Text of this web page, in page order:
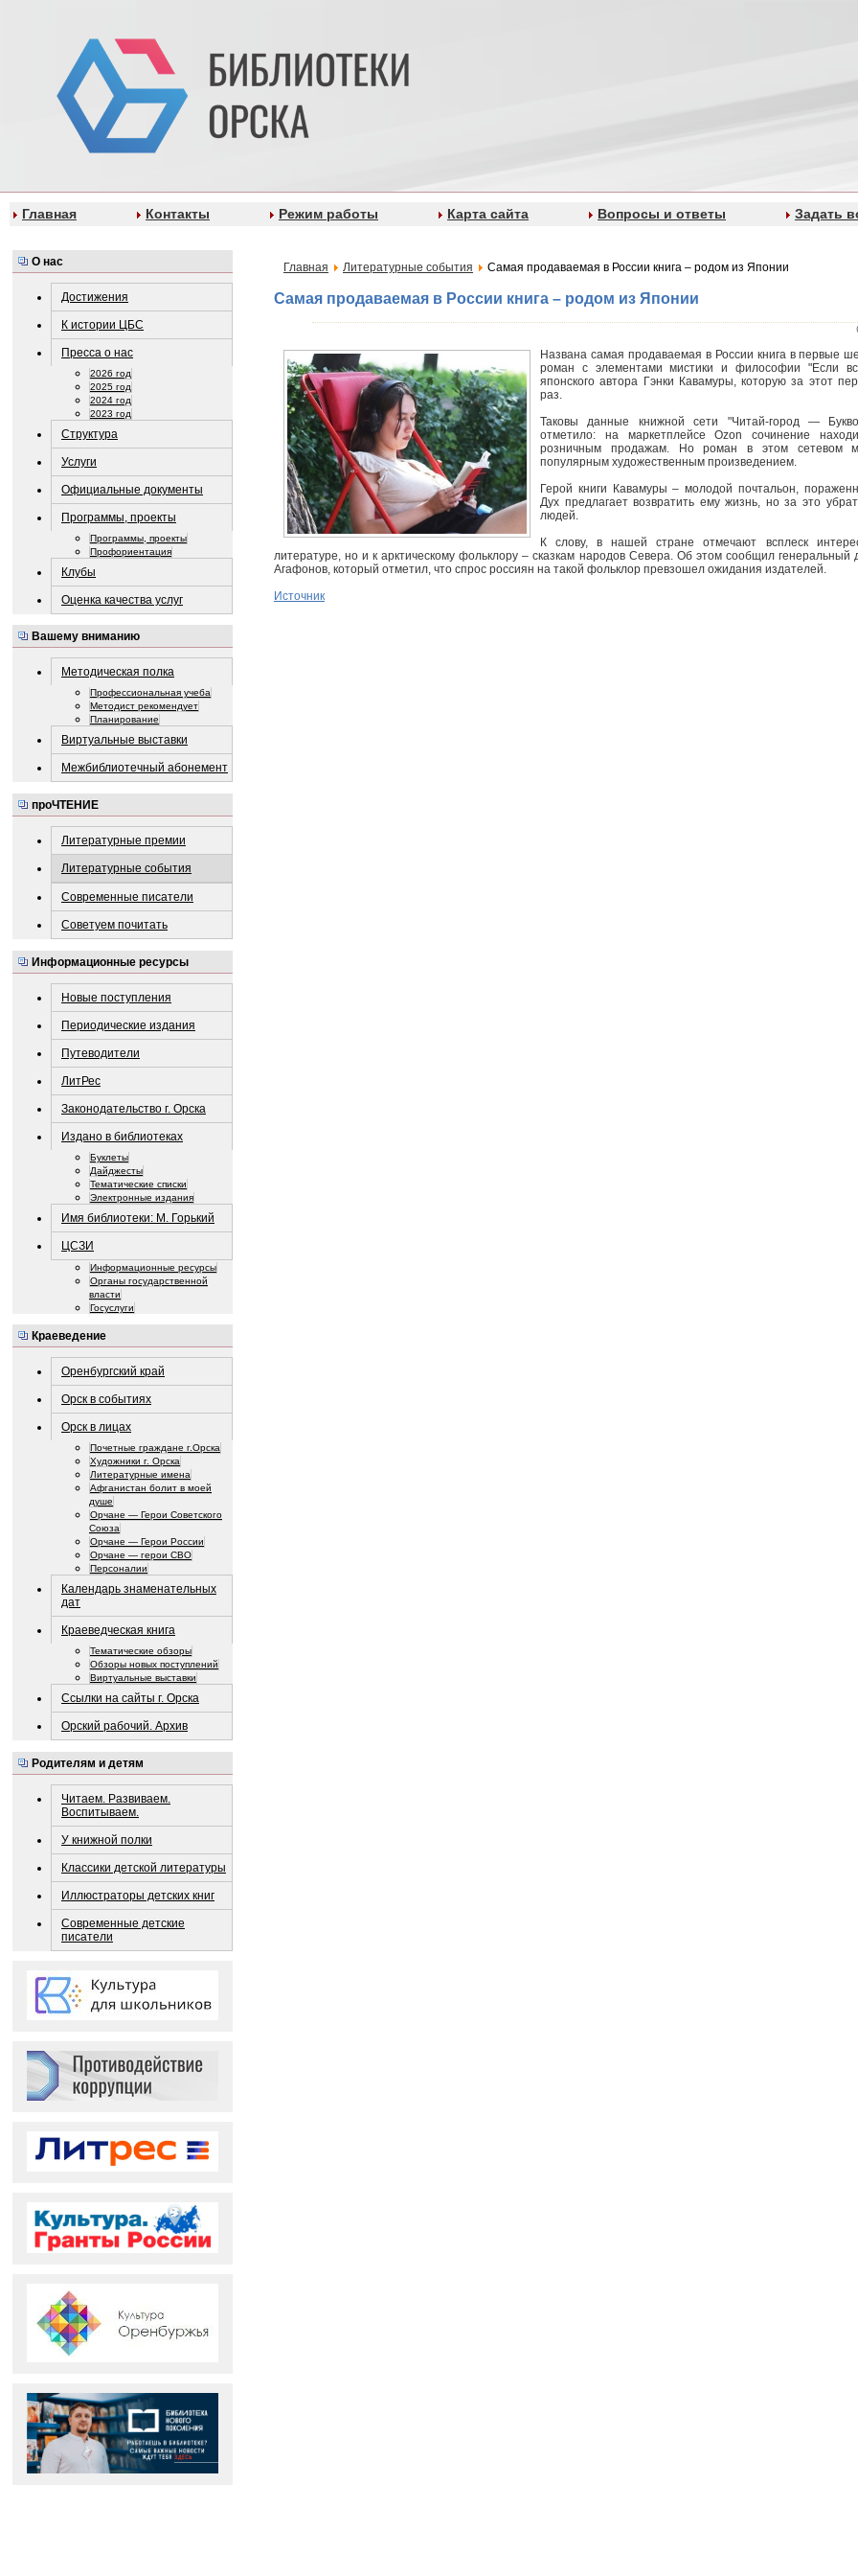
Главная Контакты Режим работы Карта сайта Вопросы и ответы Задать
О нас
Достижения
К истории ЦБС
Пресса о нас
2026 год
2025 год
2024 год
2023 год
Структура
Услуги
Официальные документы
Программы, проекты
Программы, проекты
Профориентация
Клубы
Оценка качества услуг
Вашему вниманию
Методическая полка
Профессиональная учеба
Методист рекомендует
Планирование
Виртуальные выставки
Межбиблиотечный абонемент
проЧТЕНИЕ
Литературные премии
Литературные события
Современные писатели
Советуем почитать
Информационные ресурсы
Новые поступления
Периодические издания
Путеводители
ЛитРес
Законодательство г. Орска
Издано в библиотеках
Буклеты
Дайджесты
Тематические списки
Электронные издания
Имя библиотеки: М. Горький
ЦСЗИ
Информационные ресурсы
Органы государственной
власти
Госуслуги
Краеведение
Оренбургский край
Орск в событиях
Орск в лицах
Почетные граждане г.Орска
Художники г. Орска
Литературные имена
Афганистан болит в моей
душе
Орчане — Герои Советского
Союза
Орчане — Герои России
Орчане — герои СВО
Персоналии
Календарь знаменательных
дат
Краеведческая книга
Тематические обзоры
Обзоры новых поступлений
Виртуальные выставки
Ссылки на сайты г. Орска
Орский рабочий. Архив
Родителям и детям
Читаем. Развиваем.
Воспитываем.
У книжной полки
Классики детской литературы
Иллюстраторы детских книг
Современные детские
писатели
Главная Литературные события Самая продаваемая в России книга – родом из Японии
Самая продаваемая в России книга – родом из Японии
Названа самая продаваемая в России книга в первые
роман с элементами мистики и философии "Если
японского автора Гэнки Кавамуры, которую за этот
раз.
Таковы данные книжной сети "Читай-город —
отметило: на маркетплейсе Ozon сочинение
розничным продажам. Но роман в этом сетевом
популярным художественным произведением.
Герой книги Кавамуры – молодой почтальон,
Дух предлагает возвратить ему жизнь, но за это
людей.
К слову, в нашей стране отмечают всплеск
литературе, но и к арктическому фольклору – сказкам народов Севера. Об этом сообщил генеральный
Агафонов, который отметил, что спрос россиян на такой фольклор превзошел ожидания издателей.
Источник